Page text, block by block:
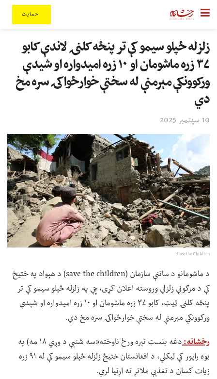
حمایت
زلزله ځپلو سیمو کې تر پنځه کلنۍ لاندې کابو
۳۷ زره ماشومان او ۱۰ زره امیدواره او شیدې
ورکوونکې مېرمنې له سختې خوارځواکۍ سره مخ
دي
10 سپتمبر 2025
Save the Children
د ماشومانو د ساتنې سازمان (save the children) د هېواد په ختیځ
کې د مرګونې زلزلې وروسته اعلان کړی، چې په زلزله ځپلو سیمو کې تر
پنځه کلنۍ ټیټ، کابو ۳۷ زره ماشومان او ۱۰ زره امیدواره او شېدې
ورکوونکې مېرمنې له سختې خوارځواکۍ سره مخ دي.
رخشانه:
دغه بنسټ تېره ورځ ناوخته«سه شنبې د وږي ۱۸ مه) په
یوه راپور کې لیکلي، د افغانستان ختیځ زلزله ځپلو سیمو کې له ۹۱ زره
زیات کسان د تغذیې ملاتړ ته اړتیا لري.